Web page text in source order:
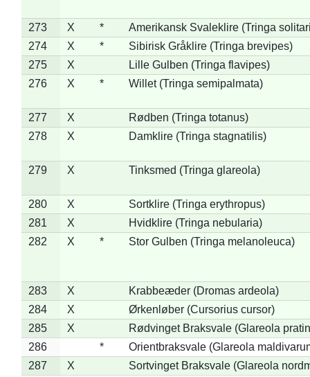
273 X *
Amerikansk Svaleklire (Tringa
274
X *
Sibirisk Gråklire (Tringa brevipes)
275
X
Lille Gulben (Tringa flavipes)
276
X * Willet (Tringa semipalmata)
277 X
Rødben (Tringa totanus)
278
X Damklire (Tringa stagnatilis)
279 X Tinksmed (Tringa glareola)
280 X
Sortklire (Tringa erythropus)
281
X
Hvidklire (Tringa nebularia)
282
X * Stor Gulben (Tringa melanoleuca)
283 X
Krabbeæder (Dromas ardeola)
284
X
Ørkenløber (Cursorius cursor)
285
X
Rødvinget Braksvale (Glareola
286
*
Orientbraksvale (Glareola
287
X
Sortvinget Braksvale (Glareola